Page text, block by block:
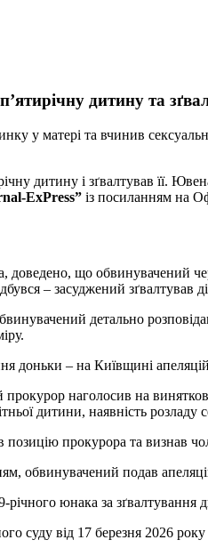
дитину та
у матері та вчинив
ExPress” із посиланням на
доведено, що обвинувачений
– засуджений зґвалтував
детально
доньки – на Київщині
наголосив на
дитини, наявність
позицію прокурора та визнав
обвинувачений подав
юнака за зґвалтування
суду від 17 березня 2026